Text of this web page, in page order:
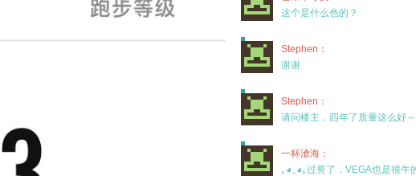
这个是什么色的？
Stephen：
谢谢
Stephen：
请问楼主，四年了质量这么好
一杯滄海：
｡◕‿◕｡过誉了，VEGA也是很牛